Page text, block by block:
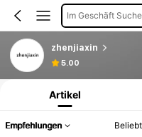
Im Geschäft
zhenjiaxin
5.00
Produktinformation:
Artikel
Empfehlungen